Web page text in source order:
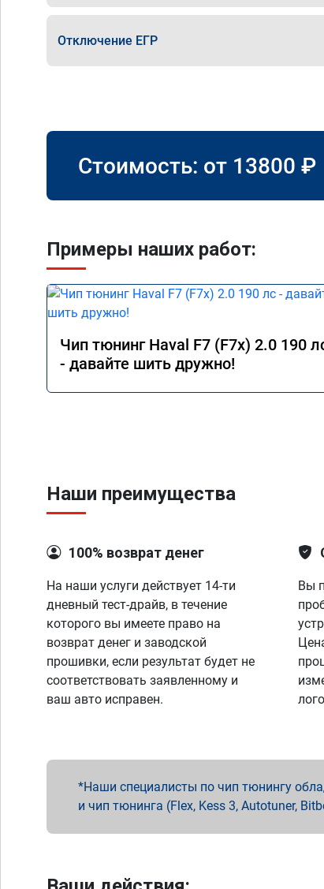
Отключение ЕГР
Стоимость: от 13800 ₽
Примеры наших работ:
Чип тюнинг Haval F7 (F7x) 2.0 190
- давайте шить дружно!
Наши преимущества
100% возврат денег
На наши услуги действует 14-ти
дневный тест-драйв, в течение
которого вы имеете право на
возврат денег и заводской
прошивки, если результат будет не
соответствовать заявленному и
ваш авто исправен.
Вы
Наши специалисты по чип тюнингу
и чип тюнинга (Flex, Kess 3, Autotuner,